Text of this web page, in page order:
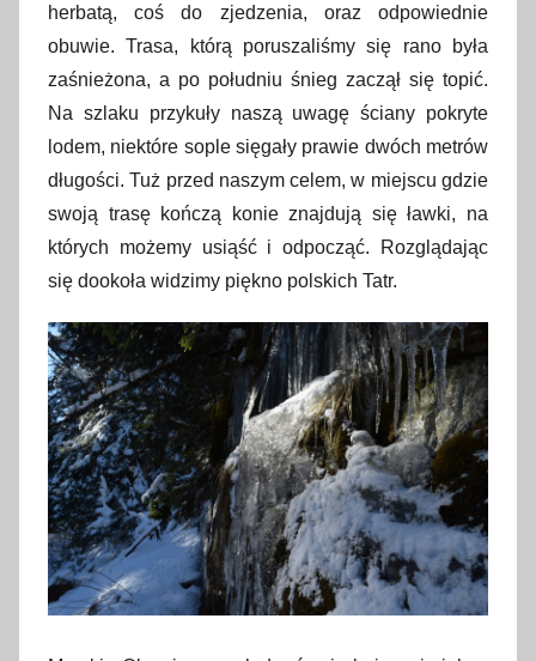
herbatą, coś do zjedzenia, oraz odpowiednie
obuwie. Trasa, którą poruszaliśmy się rano była
zaśnieżona, a po południu śnieg zaczął się topić.
Na szlaku przykuły naszą uwagę ściany pokryte
lodem, niektóre sople sięgały prawie dwóch metrów
długości. Tuż przed naszym celem, w miejscu gdzie
swoją trasę kończą konie znajdują się ławki, na
których możemy usiąść i odpocząć. Rozglądając
się dookoła widzimy piękno polskich Tatr.